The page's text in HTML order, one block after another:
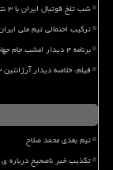
شب تلخ فوتبال ایران با ۳ نتیجه دور از انتظار شاگردان قلعه نویی چطور از صعود بازماندند؟
ترکیب احتمالی تیم ملی
برنامه ۴ دیدار امشب جام جهانی
فیلم، خلاصه دیدار آرژانتین ۳ - الجزایر ۰
تیم بعدی محمد صلاح
تکذیب خبر ناصحیح درباره